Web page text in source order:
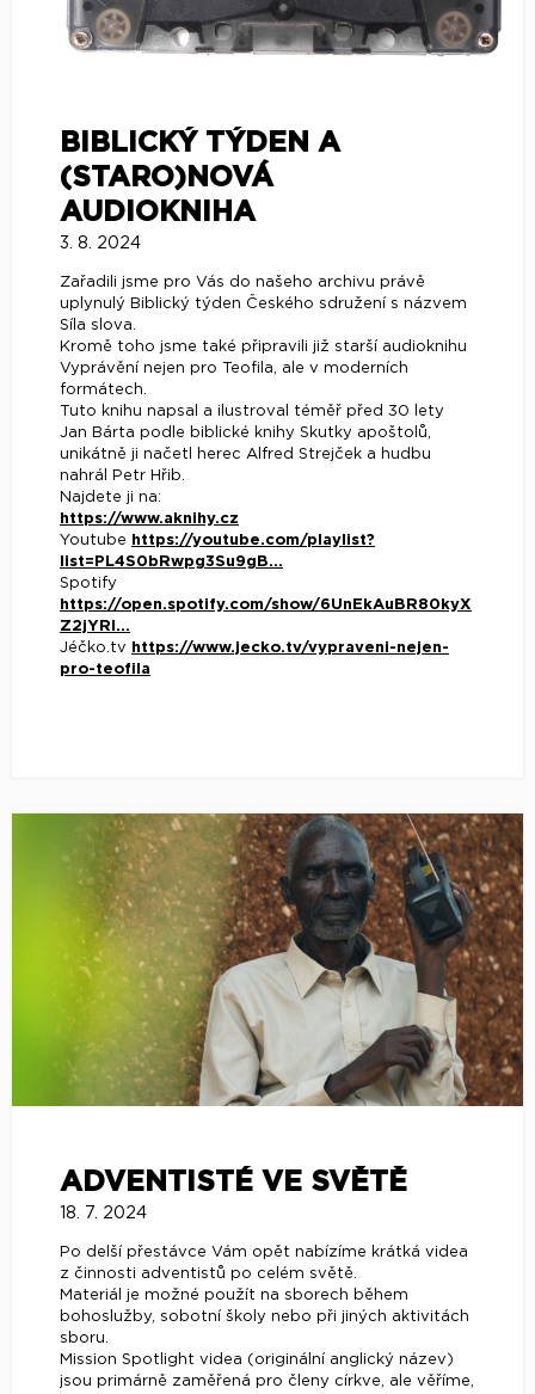
BIBLICKÝ TÝDEN A
(STARO)NOVÁ
AUDIOKNIHA
3. 8. 2024
Zařadili jsme pro Vás do našeho archivu právě
uplynulý Biblický týden Českého sdružení s názvem
Síla slova.
Kromě toho jsme také připravili již starší audioknihu
Vyprávění nejen pro Teofila, ale v moderních
formátech.
Tuto knihu napsal a ilustroval téměř před 30 lety
Jan Bárta podle biblické knihy Skutky apoštolů,
unikátně ji načetl herec Alfred Strejček a hudbu
nahrál Petr Hřib.
Najdete ji na:
https://www.aknihy.cz
Youtube
https://youtube.com/playlist?
list=PL4S0bRwpg3Su9gB...
Spotify
https://open.spotify.com/show/6UnEkAuBR80kyX
Z2jYRI...
Jéčko.tv
https://www.jecko.tv/vypraveni-nejen-
pro-teofila
ADVENTISTÉ VE SVĚTĚ
18. 7. 2024
Po delší přestávce Vám opět nabízíme krátká videa
z činnosti adventistů po celém světě.
Materiál je možné použít na sborech během
bohoslužby, sobotní školy nebo při jiných aktivitách
sboru.
Mission Spotlight videa (originální anglický název)
jsou primárně zaměřená pro členy církve, ale věříme,